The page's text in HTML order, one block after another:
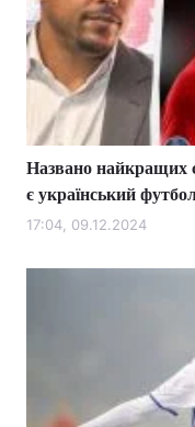
Названо найкращих
є український
17:04, 09.12.2024